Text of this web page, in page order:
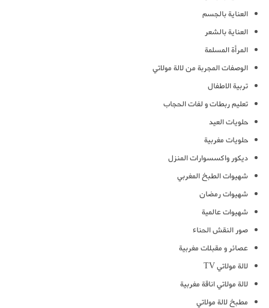
العناية بالجسم
العناية بالشعر
المرأة المسلمة
الوصفات المجربة من لالة مولاتي
تربية الاطفال
تعليم ربطات و لفات الحجاب
حلويات العيد
حلويات مغربية
ديكور واكسسوارات المنزل
شهيوات الطبخ المغربي
شهيوات رمضان
شهيوات عالمية
صور النقش الحناء
عصائر و مقبلات مغربية
لالة مولاتي TV
لالة مولاتي اناقة مغربية
مطبخ لالة مولاتي